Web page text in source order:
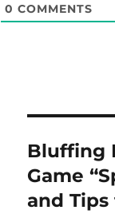
0 COMMENTS
稿
ナ
Bluffing
Game
and